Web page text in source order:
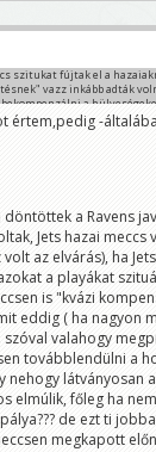
szitukat fújtak el a
vazz inkább adták
a
értem,pedig -
a Ravens
Jets hazai meccs
az elvárás), ha
a playákat
is "kvázi
eddig ( ha nagyon
valahogy
továbblendülni a
látványosan
elmúlik, főleg ha
de ezt ti
megkapott